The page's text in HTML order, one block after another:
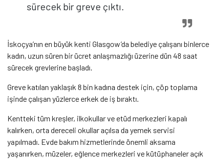
sürecek bir greve çıktı.
İskoçya’nın en büyük kenti Glasgow’da belediye çalışanı binlerce
kadın, uzun süren bir ücret anlaşmazlığı üzerine dün 48 saat
sürecek grevlerine başladı.
Greve katılan yaklaşık 8 bin kadına destek için, çöp toplama
işinde çalışan yüzlerce erkek de iş bıraktı.
Kentteki tüm kreşler, ilkokullar ve etüd merkezleri kapalı
kalırken, orta dereceli okullar açılsa da yemek servisi
yapılmadı. Evde bakım hizmetlerinde önemli aksama
yaşanırken, müzeler, eğlence merkezleri ve kütüphaneler açık